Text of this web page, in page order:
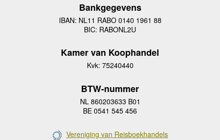
Bankgegevens
IBAN: NL11 RABO 0140 1961 88
BIC: RABONL2U
Kamer van Koophandel
Kvk: 75240440
BTW-nummer
NL 860203633 B01
BE 0541 545 456
Vereniging van Reisboekhandels